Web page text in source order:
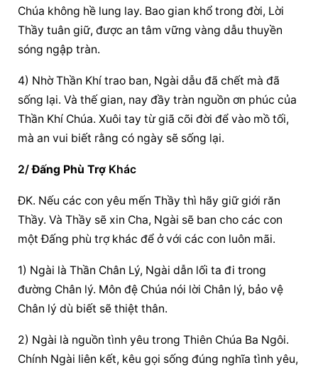
Chúa không hề lung lay. Bao gian khổ trong đời, Lời
Thầy tuân giữ, được an tâm vững vàng dẫu thuyền
sóng ngập tràn.
4) Nhờ Thần Khí trao ban, Ngài dẫu đã chết mà đã
sống lại. Và thế gian, nay đầy tràn nguồn ơn phúc của
Thần Khí Chúa. Xuôi tay từ giã cõi đời để vào mồ tối,
mà an vui biết rằng có ngày sẽ sống lại.
2/ Đấng Phù Trợ Khác
ĐK. Nếu các con yêu mến Thầy thì hãy giữ giới răn
Thầy. Và Thầy sẽ xin Cha, Ngài sẽ ban cho các con
một Đấng phù trợ khác để ở với các con luôn mãi.
1) Ngài là Thần Chân Lý, Ngài dẫn lối ta đi trong
đường Chân lý. Môn đệ Chúa nói lời Chân lý, bảo vệ
Chân lý dù biết sẽ thiệt thân.
2) Ngài là nguồn tình yêu trong Thiên Chúa Ba Ngôi.
Chính Ngài liên kết, kêu gọi sống đúng nghĩa tình yêu,